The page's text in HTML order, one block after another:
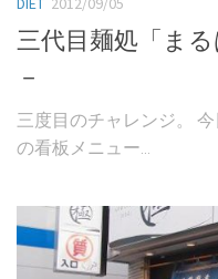
三代目麺処「ま
－
三度目のチャレンジ。
の看板メニュー...